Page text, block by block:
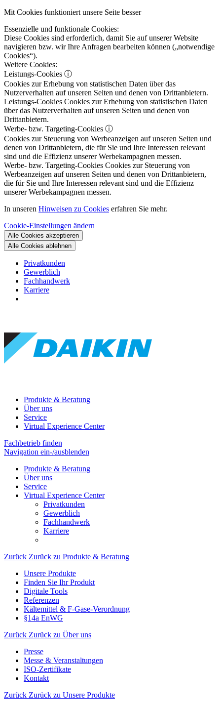
Mit Cookies funktioniert unsere Seite besser
Essenzielle und funktionale Cookies:
Diese Cookies sind erforderlich, damit Sie auf unserer Website
navigieren bzw. wir Ihre Anfragen bearbeiten können („notwendige
Cookies“).
Weitere Cookies:
Leistungs-Cookies ⓘ
Cookies zur Erhebung von statistischen Daten über das
Nutzerverhalten auf unseren Seiten und denen von Drittanbietern.
Leistungs-Cookies Cookies zur Erhebung von statistischen Daten
über das Nutzerverhalten auf unseren Seiten und denen von
Drittanbietern.
Werbe- bzw. Targeting-Cookies ⓘ
Cookies zur Steuerung von Werbeanzeigen auf unseren Seiten und
denen von Drittanbietern, die für Sie und Ihre Interessen relevant
sind und die Effizienz unserer Werbekampagnen messen.
Werbe- bzw. Targeting-Cookies Cookies zur Steuerung von
Werbeanzeigen auf unseren Seiten und denen von Drittanbietern,
die für Sie und Ihre Interessen relevant sind und die Effizienz
unserer Werbekampagnen messen.
In unseren Hinweisen zu Cookies erfahren Sie mehr.
Cookie-Einstellungen ändern
Alle Cookies akzeptieren
Alle Cookies ablehnen
Privatkunden
Gewerblich
Fachhandwerk
Karriere
Produkte & Beratung
Über uns
Service
Virtual Experience Center
Fachbetrieb finden
Navigation ein-/ausblenden
Produkte & Beratung
Über uns
Service
Virtual Experience Center
Privatkunden
Gewerblich
Fachhandwerk
Karriere
Zurück Zurück zu Produkte & Beratung
Unsere Produkte
Finden Sie Ihr Produkt
Digitale Tools
Referenzen
Kältemittel & F-Gase-Verordnung
§14a EnWG
Zurück Zurück zu Über uns
Presse
Messe & Veranstaltungen
ISO-Zertifikate
Kontakt
Zurück Zurück zu Unsere Produkte